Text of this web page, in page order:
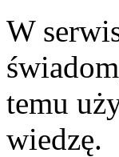
W
temu
wiedzę.